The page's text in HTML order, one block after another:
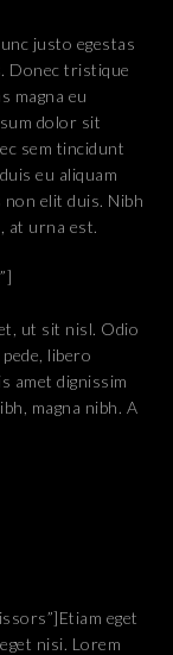
justo egestas
Donec tristique
magna eu
dolor sit
sem tincidunt
eu aliquam
elit duis. Nibh
at urna est.
ut sit nisl. Odio
libero
amet dignissim
magna nibh. A
eget
nisi. Lorem